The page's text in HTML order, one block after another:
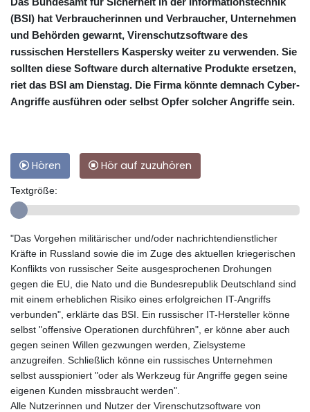
(BSI) hat Verbraucherinnen und Verbraucher, Unternehmen
und Behörden gewarnt, Virenschutzsoftware des
russischen Herstellers Kaspersky weiter zu verwenden. Sie
sollten diese Software durch alternative Produkte ersetzen,
riet das BSI am Dienstag. Die Firma könnte demnach Cyber-
Angriffe ausführen oder selbst Opfer solcher Angriffe sein.
Hören Hör auf zuzuhören
Textgröße:
"Das Vorgehen militärischer und/oder nachrichtendienstlicher
Kräfte in Russland sowie die im Zuge des aktuellen kriegerischen
Konflikts von russischer Seite ausgesprochenen Drohungen
gegen die EU, die Nato und die Bundesrepublik Deutschland sind
mit einem erheblichen Risiko eines erfolgreichen IT-Angriffs
verbunden", erklärte das BSI. Ein russischer IT-Hersteller könne
selbst "offensive Operationen durchführen", er könne aber auch
gegen seinen Willen gezwungen werden, Zielsysteme
anzugreifen. Schließlich könne ein russisches Unternehmen
selbst ausspioniert "oder als Werkzeug für Angriffe gegen seine
eigenen Kunden missbraucht werden".
Alle Nutzerinnen und Nutzer der Virenschutzsoftware von